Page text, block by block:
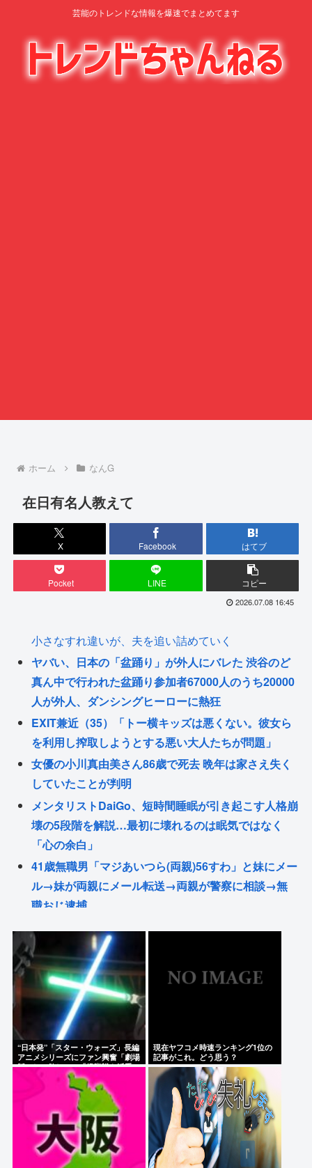
芸能のトレンドな情報を爆速でまとめてます
ホーム なんG
在日有名人教えて
X Facebook はてブ
Pocket LINE コピー
2026.07.08 16:45
小さなすれ違いが、夫を追い詰めていく
ヤバい、日本の「盆踊り」が外人にバレた 渋谷のど
真ん中で行われた盆踊り参加者67000人のうち20000
人が外人、ダンシングヒーローに熱狂
EXIT兼近（35）「トー横キッズは悪くない。彼女ら
を利用し搾取しようとする悪い大人たちが問題」
女優の小川真由美さん86歳で死去 晩年は家さえ失く
していたことが判明
メンタリストDaiGo、短時間睡眠が引き起こす人格崩
壊の5段階を解説…最初に壊れるのは眠気ではなく
「心の余白」
41歳無職男「マジあいつら(両親)56すわ」と妹にメー
ル→妹が両親にメール転送→両親が警察に相談→無
職おじ逮捕
阿波踊りの踊り手のケツを強調して撮影した動画に
徳島っ子ブチギレ
被爆者さん「わしがケロイドになる前はキムタクそ
っくりたったんじゃ」ハードなギャグをかます
中国、熊本の被災地に10トンの支援物資を黙々と輸
送。大げさプロパガンダ高市との差見せつける
【画像】TWICE・モモ(30)、またしてもエチエチボ
デーを披露www
Powered by livedoor 相互RSS
“日本発”「スター・ウォーズ」長編
アニメシリーズにファン興奮「劇場
版にして欲しい」「艦隊戦も派手で
現在ヤフコメ時速ランキング1位の
記事がこれ。どう思う？